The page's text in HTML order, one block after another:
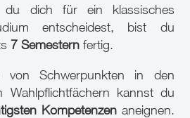
du dich für ein klassisches
entscheidest, bist du
7 Semestern fertig.
von Schwerpunkten in den
Wahlpflichtfächern kannst du
Kompetenzenaneignen.